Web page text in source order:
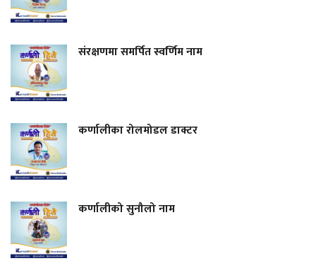
संरक्षणमा समर्पित स्वर्णिम नाम
कर्णालीका रोलमोडल डाक्टर
कर्णालीको सुनौलो नाम